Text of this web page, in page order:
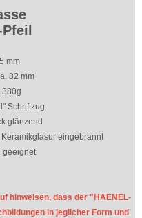
mm
82 mm
380g
Schriftzug
glänzend
eingebrannt
geeignet
hinweisen, dass der "HAENEL-
in jeglicher Form und